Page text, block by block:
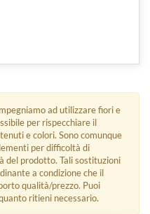
ad utilizzare fiori e
per rispecchiare il
e colori. Sono comunque
per difficoltà di
del prodotto. Tali sostituzioni
a condizione che il
qualità/prezzo. Puoi
ritieni necessario.